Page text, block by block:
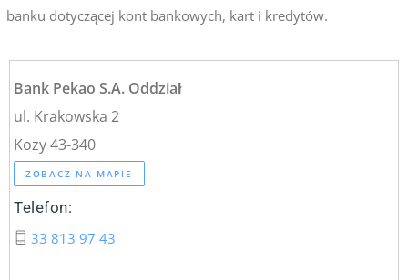
banku dotyczącej kont bankowych, kart i kredytów.
Bank Pekao S.A. Oddział
ul. Krakowska 2
Kozy 43-340
ZOBACZ NA MAPIE
Telefon:
33 813 97 43